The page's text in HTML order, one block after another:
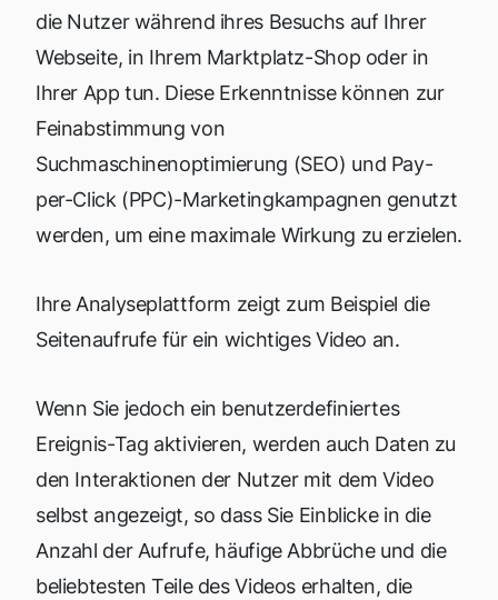
die Nutzer während ihres Besuchs auf Ihrer
Webseite, in Ihrem Marktplatz-Shop oder in
Ihrer App tun. Diese Erkenntnisse können zur
Feinabstimmung von
Suchmaschinenoptimierung (SEO) und Pay-
per-Click (PPC)-Marketingkampagnen genutzt
werden, um eine maximale Wirkung zu erzielen.
Ihre Analyseplattform zeigt zum Beispiel die
Seitenaufrufe für ein wichtiges Video an.
Wenn Sie jedoch ein benutzerdefiniertes
Ereignis-Tag aktivieren, werden auch Daten zu
den Interaktionen der Nutzer mit dem Video
selbst angezeigt, so dass Sie Einblicke in die
Anzahl der Aufrufe, häufige Abbrüche und die
beliebtesten Teile des Videos erhalten, die